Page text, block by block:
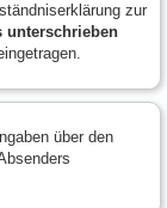
zur
unterschrieben
über den